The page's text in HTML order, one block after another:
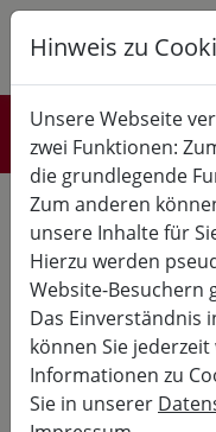
K
Über die
ÜBER DIE AKADEMIE
Die Akademie Burg
kulturellen,
Weiterbildung mit
Tradition. 1953 zur
neu gegründet steht
Verständnis von
Lernen in der
Hinweis zu
Unsere Webseite
zwei Funktionen:
die grundlegende
Zum anderen
unsere Inhalte für
Hierzu werden
Website-Besuchern
Das Einverständnis
können Sie
Informationen zu
Sie in unserer